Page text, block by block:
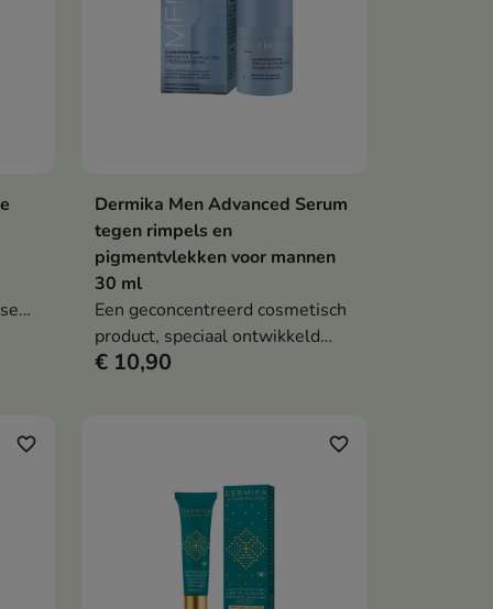
In winkelwagen
Dermika Men Advanced Serum
tegen rimpels en
pigmentvlekken voor mannen
30 ml
Een geconcentreerd cosmetisch
product, speciaal ontwikkeld
voor de behoeften van de
€ 10,90
favorite_border favorite_border